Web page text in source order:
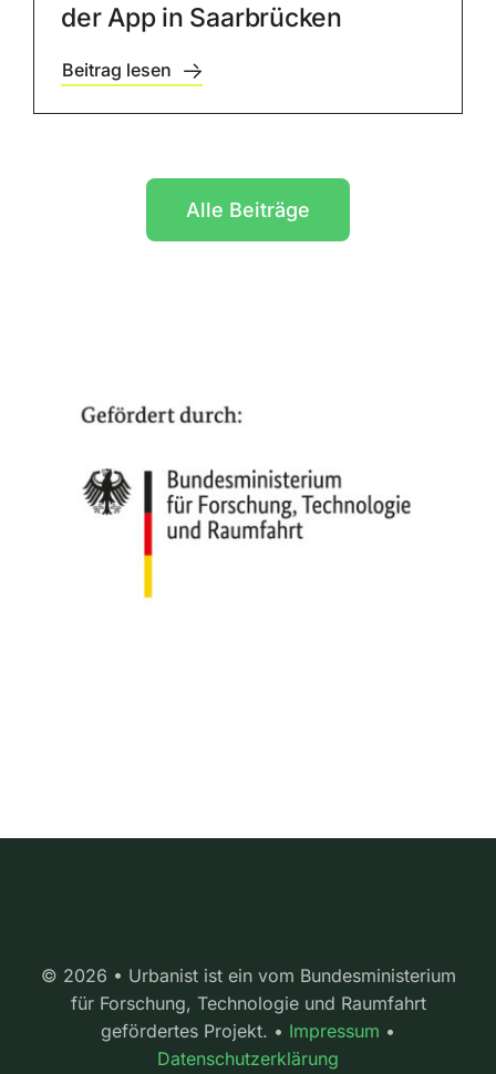
der App in Saarbrücken
Beitrag lesen
Alle Beiträge
© 2026 • Urbanist ist ein vom Bundesministerium
für Forschung, Technologie und Raumfahrt
gefördertes Projekt. • Impressum •
Datenschutzerklärung